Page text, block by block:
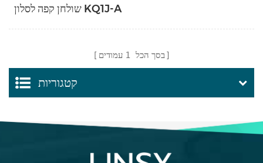
שולחן קפה לסלון KQ1J-A
בסך הכל 1 עמודים
קטגוריות